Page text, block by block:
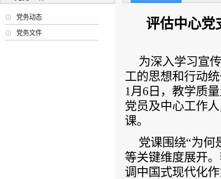
党务动态
党务文件
评估中心党
为深入学习宣
工的思想和行动
1月6日，教学质
党员及中心工作
课。
党课围绕“为何
等关键维度展开
调中国式现代化